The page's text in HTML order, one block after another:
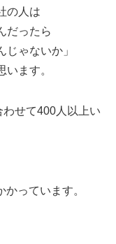
の人は
だったら
ゃないか」
ます。
せて400人以上い
っています。